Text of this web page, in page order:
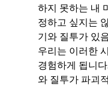
하지 못하는 내
정하고 싶지는
기와 질투가 있
우리는 이러한
경험하게 됩니
와 질투가 파괴